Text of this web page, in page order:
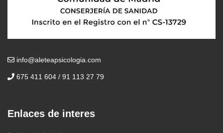
info@aleteapsicologia.com
675 411 604 / 91 113 27 79
Enlaces de interes